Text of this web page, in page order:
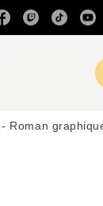
- Roman